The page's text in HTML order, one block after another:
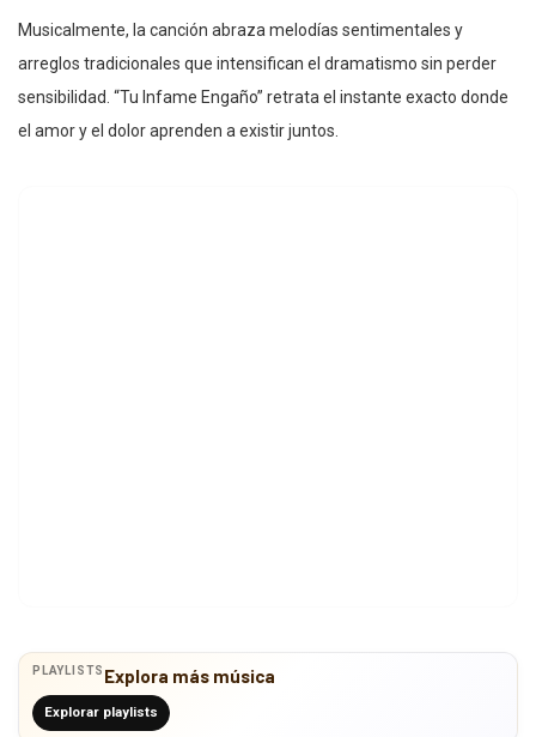
Musicalmente, la canción abraza melodías sentimentales y
arreglos tradicionales que intensifican el dramatismo sin perder
sensibilidad. “Tu Infame Engaño” retrata el instante exacto donde
el amor y el dolor aprenden a existir juntos.
PLAYLISTS Explora más música
Explorar playlists